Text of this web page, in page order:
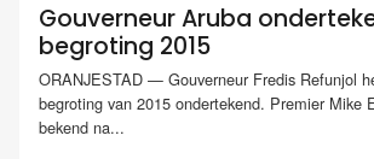
Gouverneur Aruba
begroting 2015
ORANJESTAD — Gouverneur Fredis Refunjol
begroting van 2015 ondertekend. Premier Mike
bekend na...